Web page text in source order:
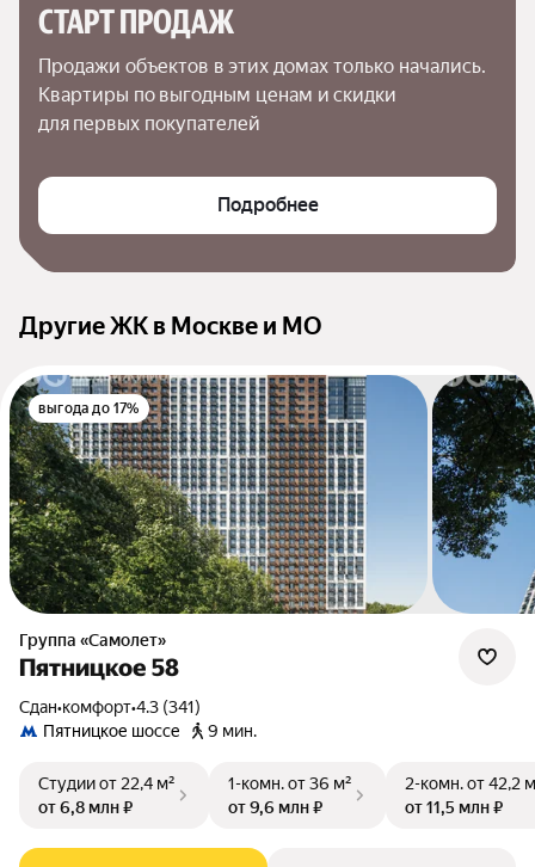
СТАРТ ПРОДАЖ
Продажи объектов в этих домах только начались.
Квартиры по выгодным ценам и скидки
для первых покупателей
Подробнее
Другие ЖК в Москве и МО
выгода до 17%
Группа «Самолет»
Пятницкое 58
Сдан•комфорт•4.3 (341)
Пятницкое шоссе
9 мин.
Студииот 22,4 м²
от 6,8 млн ₽
1-комн.от 36 м²
от 9,6 млн ₽
2-комн.от 42,2
от 11,5 млн ₽